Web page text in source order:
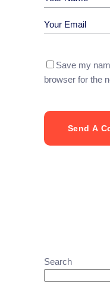
Save my
browser for the
Send A
Search